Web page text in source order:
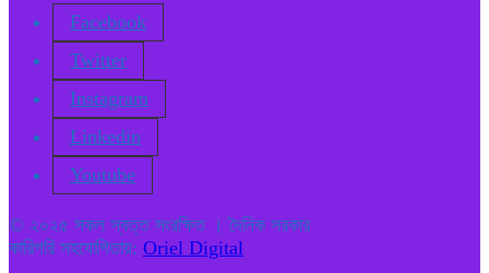
Facebook
Twitter
Instagram
Linkedin
Youtube
© ২০২৫ সকল স্বত্ত সংরক্ষিত । দৈনিক সরকার
কারিগরি সহযোগিতায়: Oriel Digital